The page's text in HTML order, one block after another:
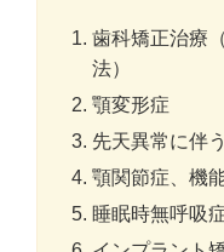
歯科矯正治療
法）
顎変形症
先天異常に伴
顎関節症、機
睡眠時無呼吸